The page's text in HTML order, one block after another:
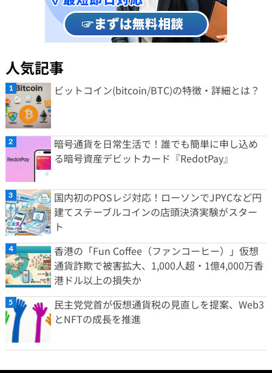
人気記事
ビットコイン(bitcoin/BTC)の特徴・詳細とは？
暗号通貨を日常生活で！誰でも簡単に申し込め
る暗号資産デビットカード『RedotPay』
国内初のPOSレジ対応！ローソンでJPYCなど円
建てステーブルコインの店頭決済実験がスター
ト
香港の「Fun Coffee（ファンコーヒー）」仮想
通貨詐欺で被害拡大、1,000人超・1億4,000万香
港ドル以上の損失か
民主党党首が仮想通貨税の見直しを提案、Web3
とNFTの成長を推進